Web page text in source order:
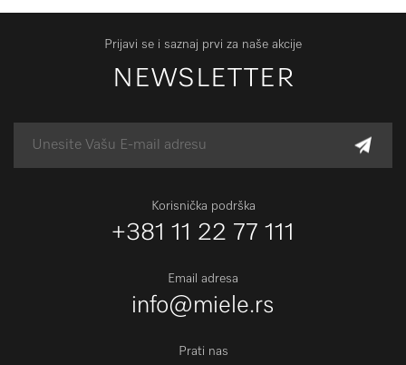
Prijavi se i saznaj prvi za naše akcije
NEWSLETTER
Korisnička podrška
+381 11 22 77 111
Email adresa
info@miele.rs
Prati nas